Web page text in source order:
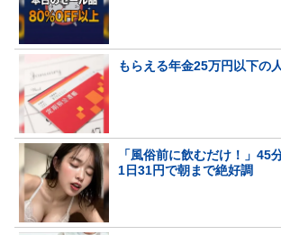
もらえる年金25万円以下の
「風俗前に飲むだけ！」45
1日31円で朝まで絶好調